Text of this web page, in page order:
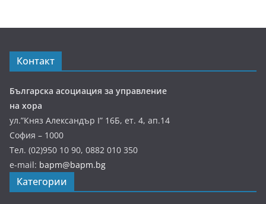
Контакт
Българска асоциация за управление
на хора
ул.”Княз Александър І” 16Б, ет. 4, ап.14
София – 1000
Тел. (02)950 10 90, 0882 010 350
e-mail: bapm@bapm.bg
Категории